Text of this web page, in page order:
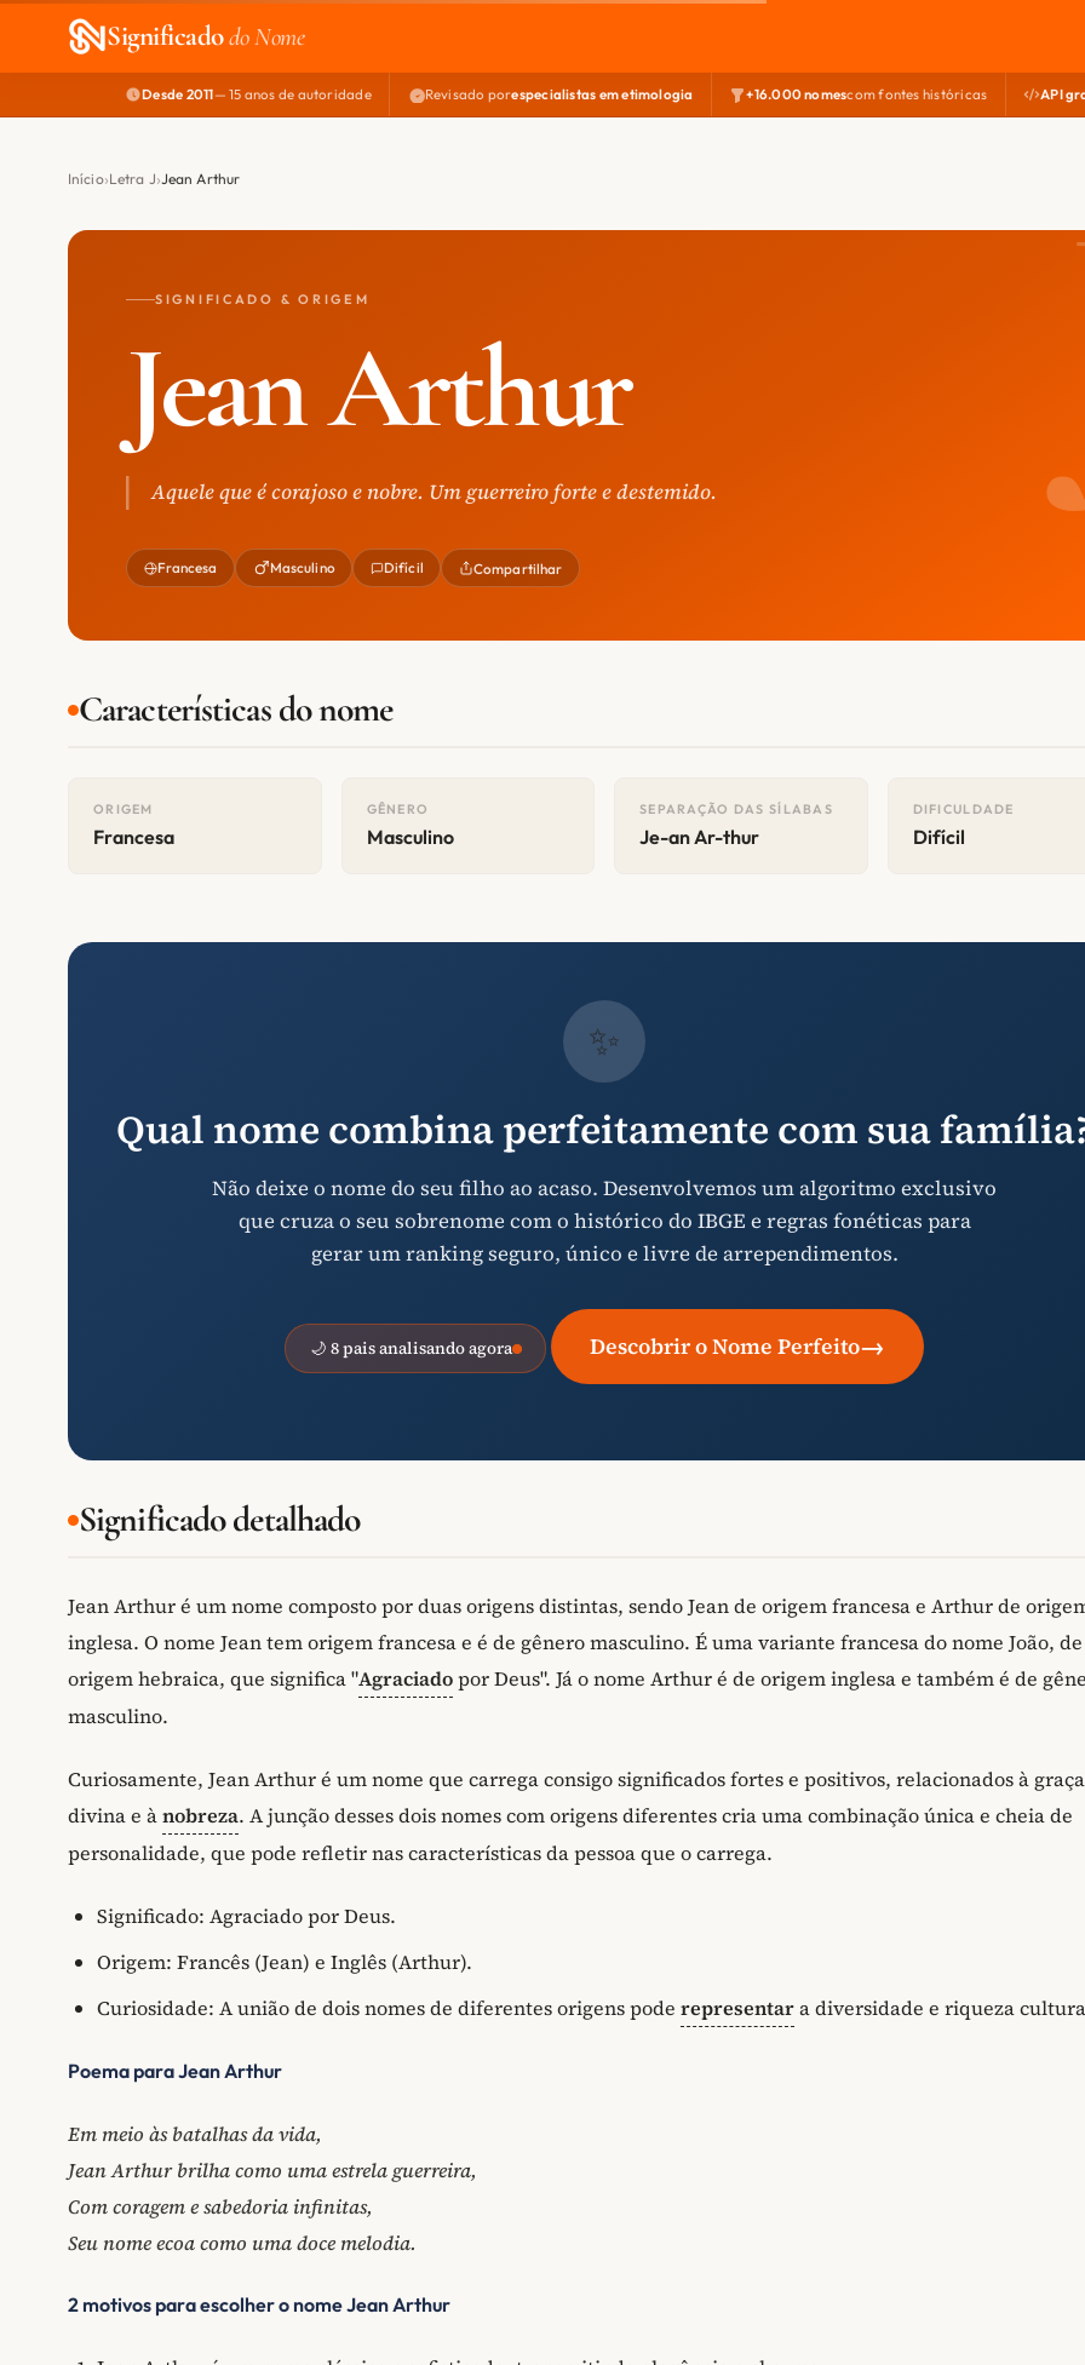
Significadodo Nome
Desde 2011— 15 anos de autoridade Revisado porespecialistas em etimologia +16.000 nomescom fontes históricas API
Início Letra J Jean Arthur
SIGNIFICADO & ORIGEM
Jean Arthur
Aquele que é corajoso e nobre. Um guerreiro forte e destemido.
Francesa Masculino Difícil Compartilhar
Características do nome
ORIGEM
Francesa
GÊNERO
Masculino
SEPARAÇÃO DAS SÍLABAS
Je-an Ar-thur
DIFICULDADE
Difícil
✨
Qual nome combina perfeitamente com sua
Não deixe o nome do seu filho ao acaso. Desenvolvemos um algoritmo exclusivo
que cruza o seu sobrenome com o histórico do IBGE e regras fonéticas para
gerar um ranking seguro, único e livre de arrependimentos.
🌙 8 pais analisando agora Descobrir o Nome Perfeito→
Significado detalhado
Jean Arthur é um nome composto por duas origens distintas, sendo Jean de origem francesa e Arthur de
inglesa. O nome Jean tem origem francesa e é de gênero masculino. É uma variante francesa do nome João, de
origem hebraica, que significa "Agraciadopor Deus". Já o nome Arthur é de origem inglesa e também é de
masculino.
Curiosamente, Jean Arthur é um nome que carrega consigo significados fortes e positivos, relacionados à graça
divina e ànobreza. A junção desses dois nomes com origens diferentes cria uma combinação única e cheia de
personalidade, que pode refletir nas características da pessoa que o carrega.
Significado: Agraciado por Deus.
Origem: Francês (Jean) e Inglês (Arthur).
Curiosidade: A união de dois nomes de diferentes origens pode representara diversidade e riqueza
Poema para Jean Arthur
Em meio às batalhas da vida,
Jean Arthur brilha como uma estrela guerreira,
Com coragem e sabedoria infinitas,
Seu nome ecoa como uma doce melodia.
2 motivos para escolher o nome Jean Arthur